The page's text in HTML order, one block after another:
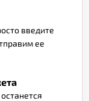
введите
ее